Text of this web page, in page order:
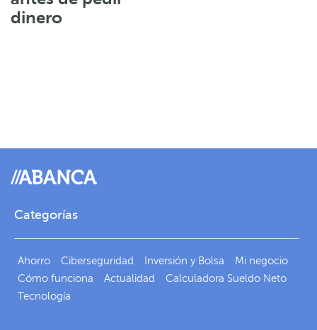
dinero
Categorías
Ahorro Ciberseguridad Inversión y Bolsa
Mi negocio
Cómo funciona
Actualidad
Calculadora Sueldo Neto
Tecnología